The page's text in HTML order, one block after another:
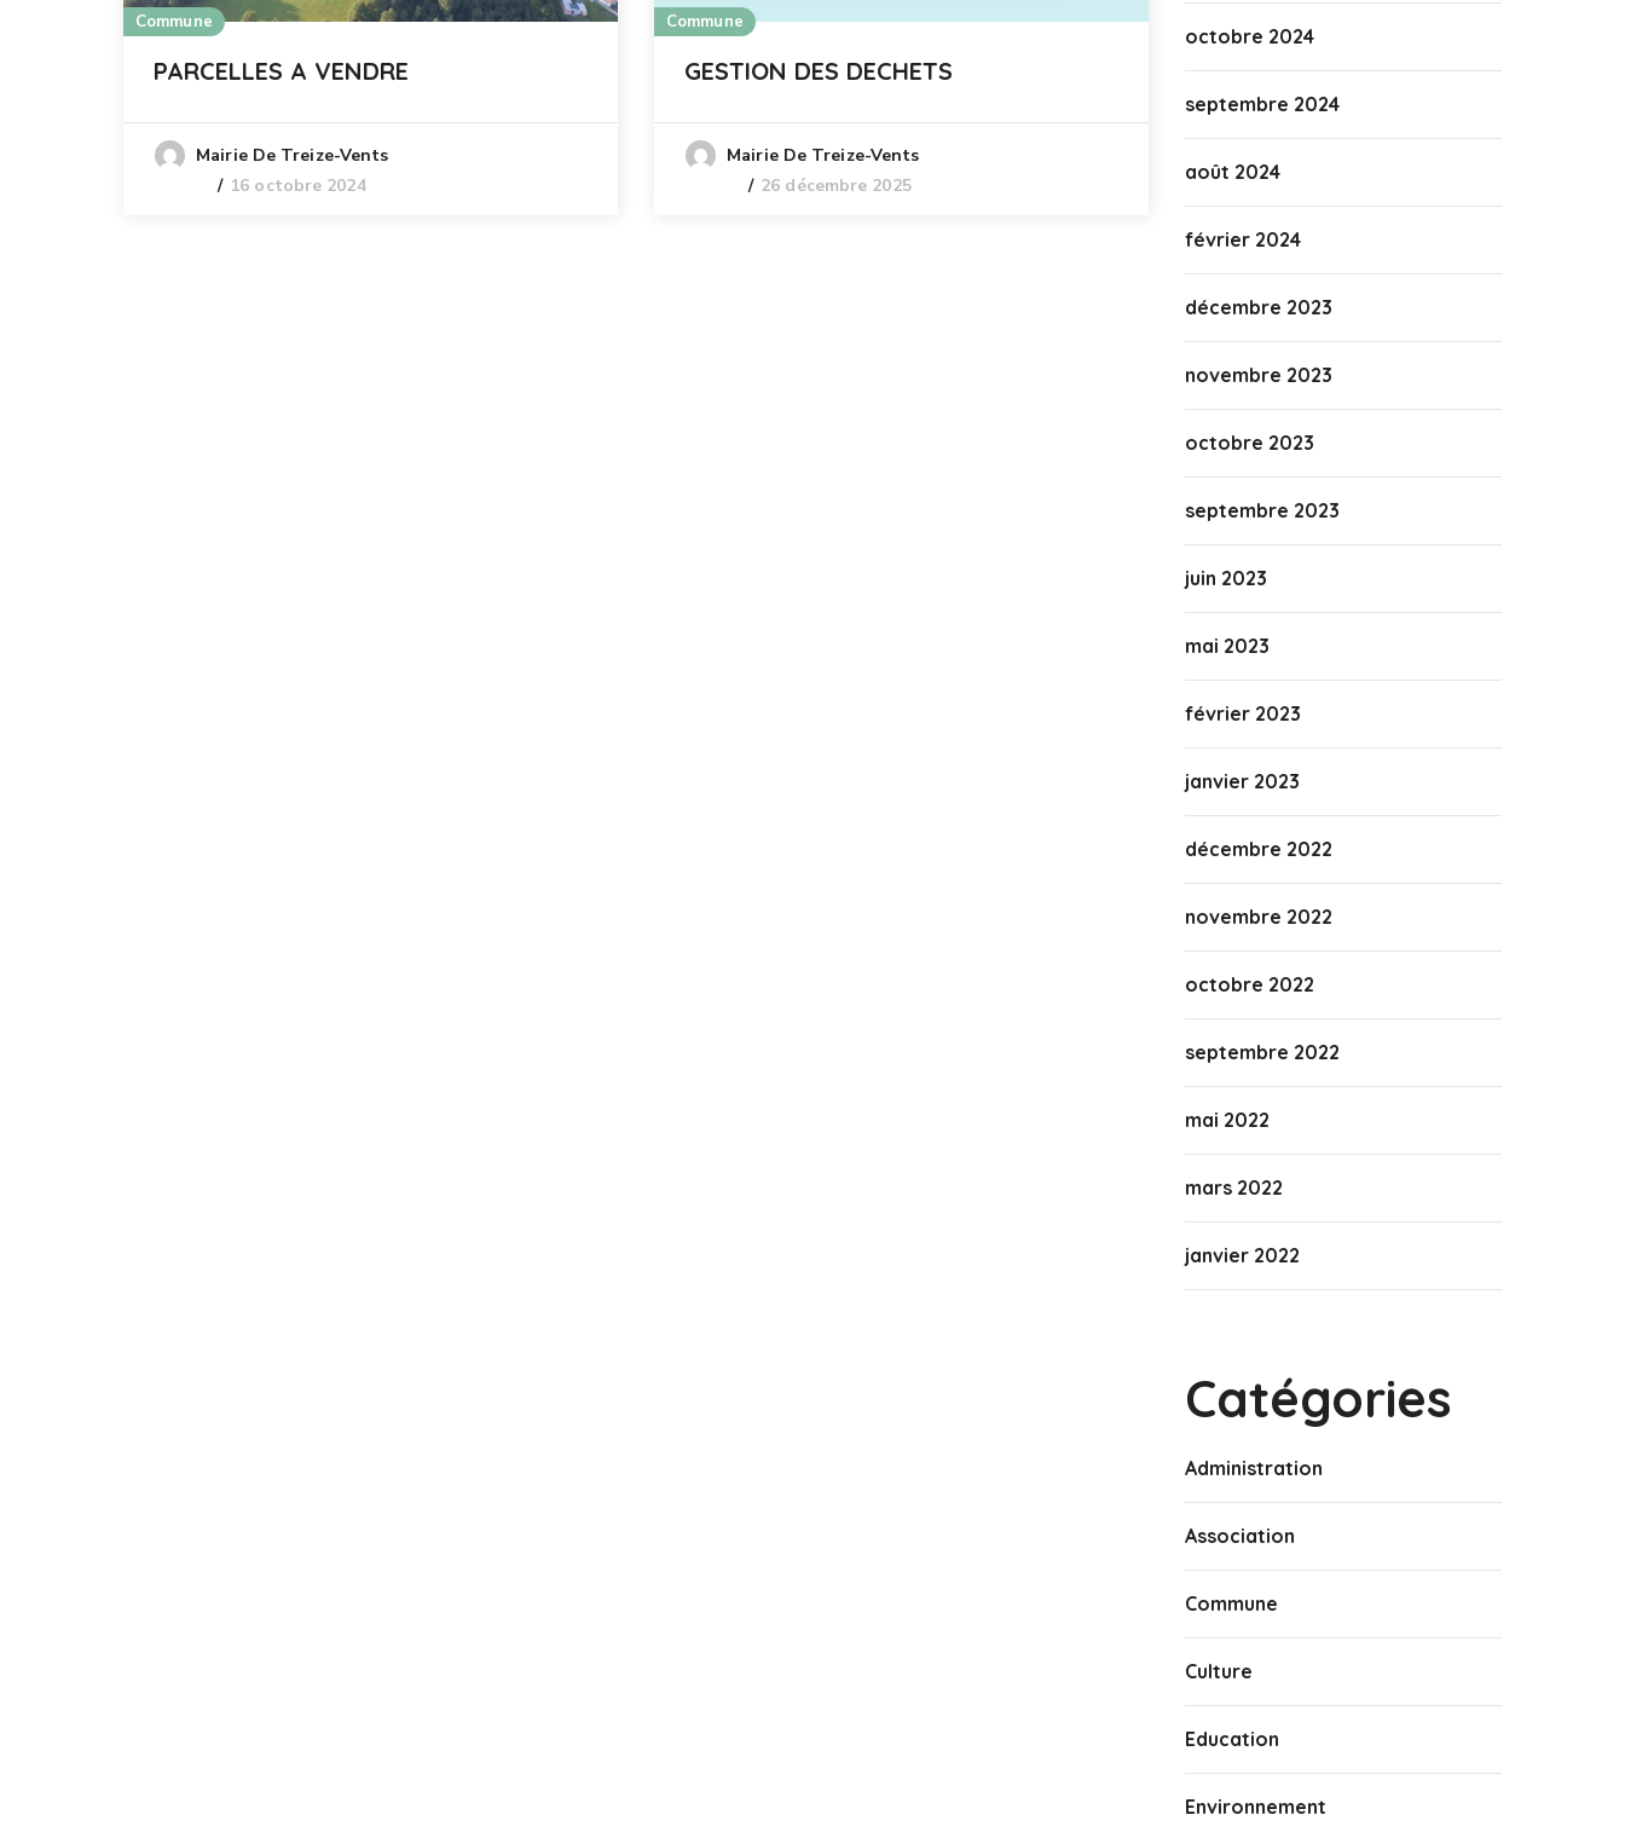
Commune
PARCELLES A VENDRE
Mairie De Treize-Vents
16 octobre 2024
Commune
GESTION DES DECHETS
Mairie De Treize-Vents
26 décembre 2025
octobre 2024
septembre 2024
août 2024
février 2024
décembre 2023
novembre 2023
octobre 2023
septembre 2023
juin 2023
mai 2023
février 2023
janvier 2023
décembre 2022
novembre 2022
octobre 2022
septembre 2022
mai 2022
mars 2022
janvier 2022
Catégories
Administration
Association
Commune
Culture
Education
Environnement